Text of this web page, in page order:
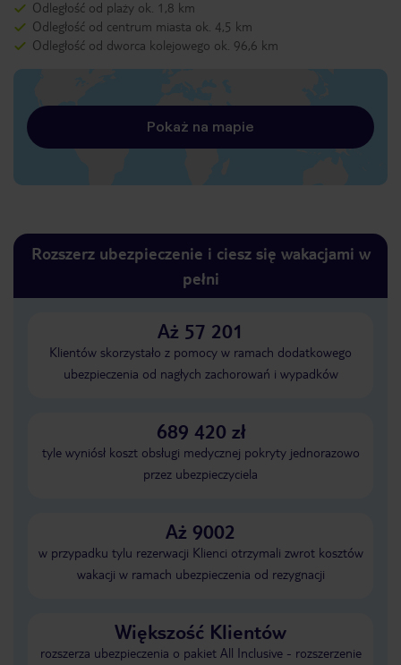
Odległość od plaży ok. 1,8 km
Odległość od centrum miasta ok. 4,5 km
Odległość od dworca kolejowego ok. 96,6 km
Pokaż na mapie
Rozszerz ubezpieczenie i ciesz się wakacjami w
pełni
Aż 57 201
Klientów skorzystało z pomocy w ramach dodatkowego
ubezpieczenia od nagłych zachorowań i wypadków
689 420 zł
tyle wyniósł koszt obsługi medycznej pokryty jednorazowo
przez ubezpieczyciela
Aż 9002
w przypadku tylu rezerwacji Klienci otrzymali zwrot kosztów
wakacji w ramach ubezpieczenia od rezygnacji
Większość Klientów
rozszerza ubezpieczenia o pakiet All Inclusive - rozszerzenie